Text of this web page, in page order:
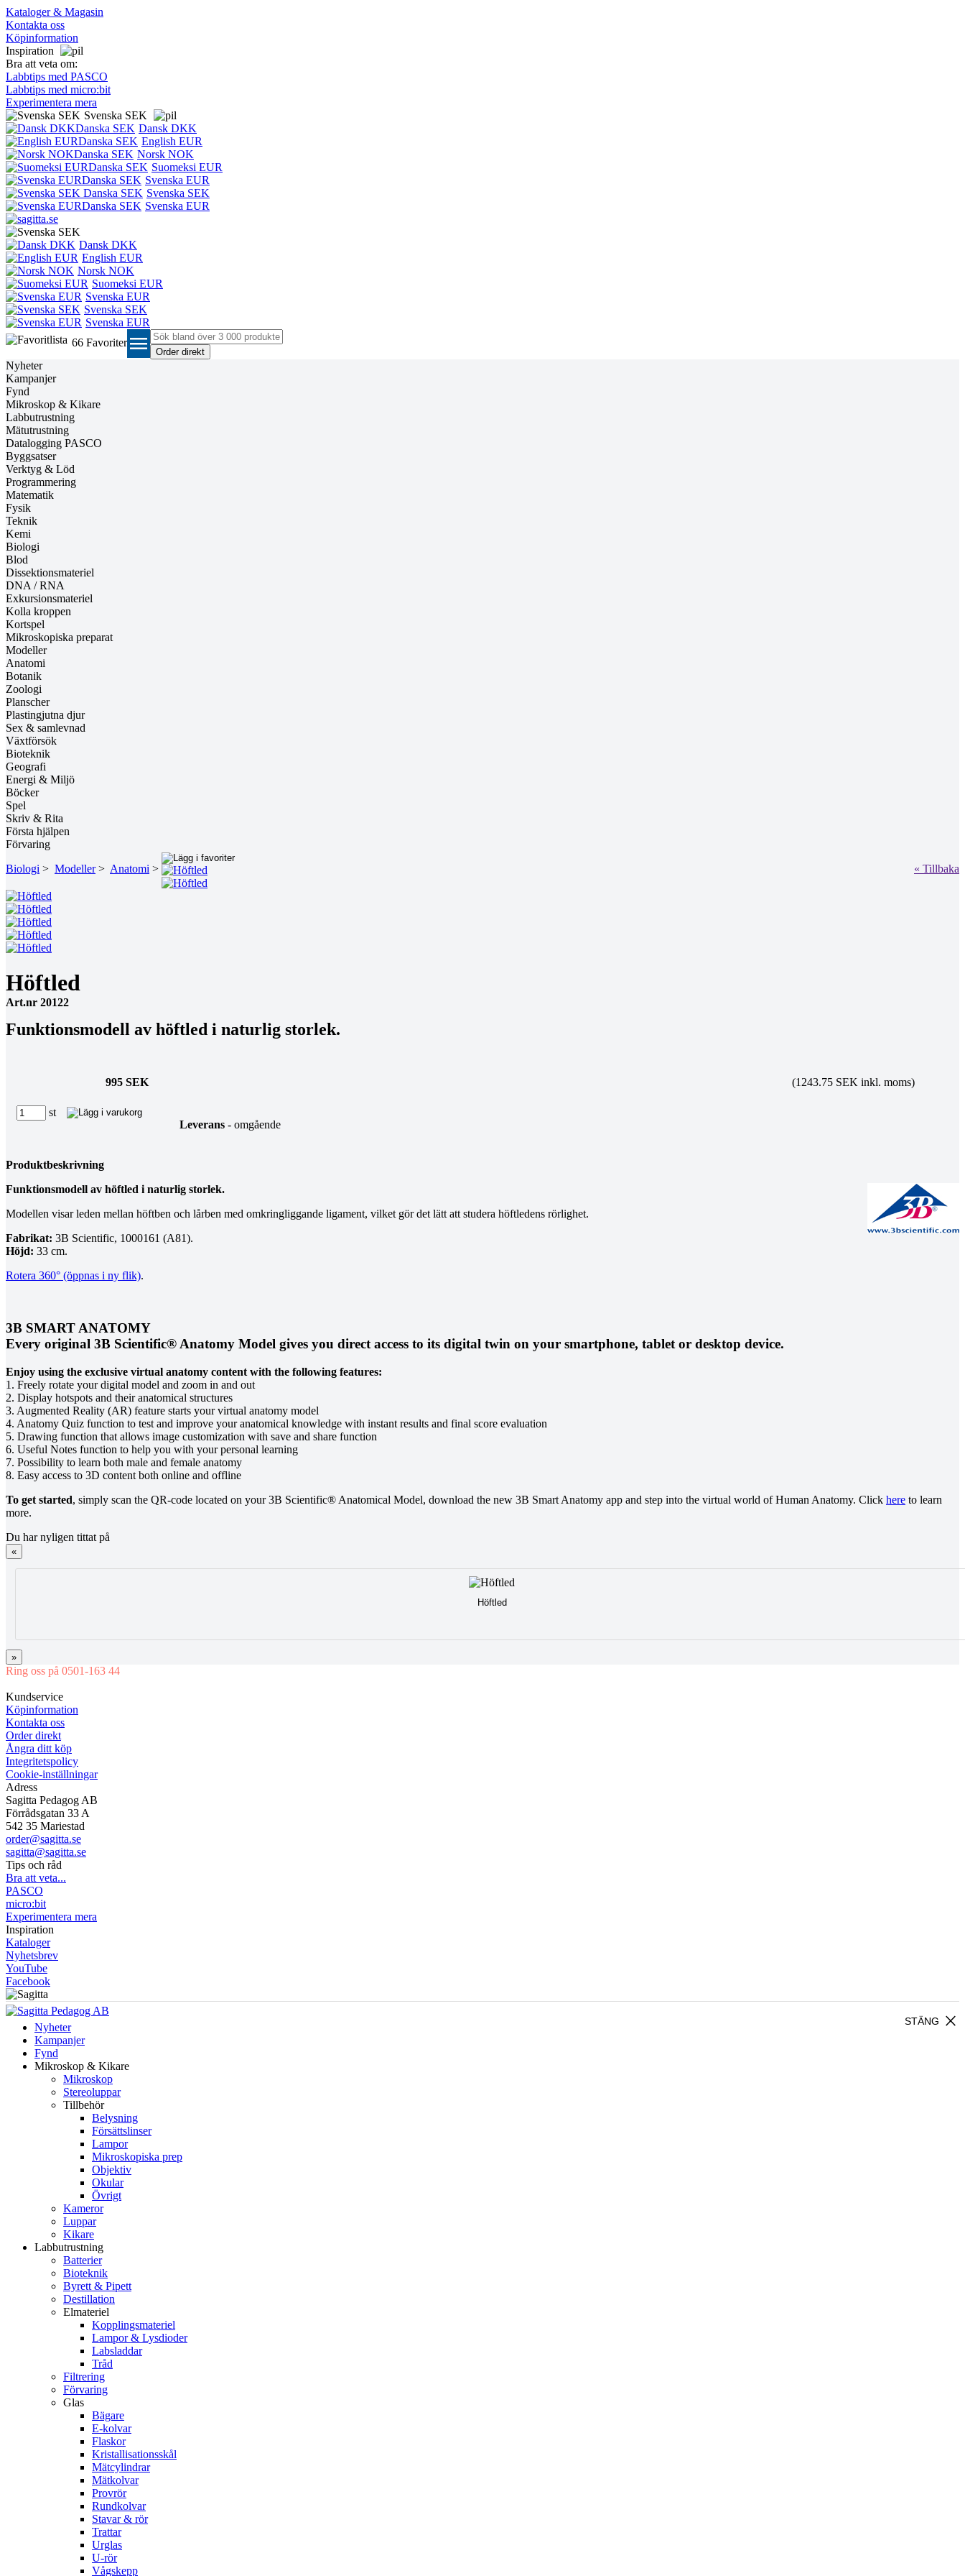
Kataloger & Magasin
Kontakta oss
Köpinformation
Inspiration
Bra att veta om:
Labbtips med PASCO
Labbtips med micro:bit
Experimentera mera
Svenska SEK
Dansk DKK
English EUR
Norsk NOK
Suomeksi EUR
Svenska EUR
Svenska SEK
Svenska EUR
Dansk DKK
English EUR
Norsk NOK
Suomeksi EUR
Svenska EUR
Svenska SEK
Svenska EUR
66 Favoriter menu
Nyheter
Kampanjer
Fynd
Mikroskop & Kikare
Labbutrustning
Mätutrustning
Datalogging PASCO
Byggsatser
Verktyg & Löd
Programmering
Matematik
Fysik
Teknik
Kemi
Biologi
Blod
Dissektionsmateriel
DNA / RNA
Exkursionsmateriel
Kolla kroppen
Kortspel
Mikroskopiska preparat
Modeller
Anatomi
Botanik
Zoologi
Planscher
Plastingjutna djur
Sex & samlevnad
Växtförsök
Bioteknik
Geografi
Energi & Miljö
Böcker
Spel
Skriv & Rita
Första hjälpen
Förvaring
Biologi > Modeller> Anatomi > « Tillbaka
Höftled
Art.nr 20122
Funktionsmodell av höftled i naturlig storlek.
995 SEK (1243.75 SEK inkl. moms)
st
Leverans - omgående
Produktbeskrivning
Funktionsmodell av höftled i naturlig storlek.
Modellen visar leden mellan höftben och lårben med omkringliggande ligament, vilket gör det lätt att studera höftledens rörlighet.
Fabrikat: 3B Scientific, 1000161 (A81).
Höjd: 33 cm.
Rotera 360° (öppnas i ny flik).
3B SMART ANATOMY
Every original 3B Scientific® Anatomy Model gives you direct access to its digital twin on your smartphone, tablet or desktop device.
Enjoy using the exclusive virtual anatomy content with the following features:
1. Freely rotate your digital model and zoom in and out
2. Display hotspots and their anatomical structures
3. Augmented Reality (AR) feature starts your virtual anatomy model
4. Anatomy Quiz function to test and improve your anatomical knowledge with instant results and final score evaluation
5. Drawing function that allows image customization with save and share function
6. Useful Notes function to help you with your personal learning
7. Possibility to learn both male and female anatomy
8. Easy access to 3D content both online and offline
To get started, simply scan the QR-code located on your 3B Scientific® Anatomical Model, download the new 3B Smart Anatomy app and step into the virtual world of Human Anatomy. Click here to learn
more.
Du har nyligen tittat på
«
Höftled
»
Ring oss på 0501-163 44
Kundservice
Köpinformation
Kontakta oss
Order direkt
Ångra ditt köp
Integritetspolicy
Cookie-inställningar
Adress
Sagitta Pedagog AB
Förrådsgatan 33 A
542 35 Mariestad
order@sagitta.se
sagitta@sagitta.se
Tips och råd
Bra att veta...
PASCO
micro:bit
Experimentera mera
Inspiration
Kataloger
Nyhetsbrev
YouTube
Facebook
close
STÄNG
Nyheter
Kampanjer
Fynd
Mikroskop & Kikare
Mikroskop
Stereoluppar
Tillbehör
Belysning
Försättslinser
Lampor
Mikroskopiska prep
Objektiv
Okular
Övrigt
Kameror
Luppar
Kikare
Labbutrustning
Batterier
Bioteknik
Byrett & Pipett
Destillation
Elmateriel
Kopplingsmateriel
Lampor & Lysdioder
Labsladdar
Tråd
Filtrering
Förvaring
Glas
Bägare
E-kolvar
Flaskor
Kristallisationsskål
Mätcylindrar
Mätkolvar
Provrör
Rundkolvar
Stavar & rör
Trattar
Urglas
U-rör
Vågskepp